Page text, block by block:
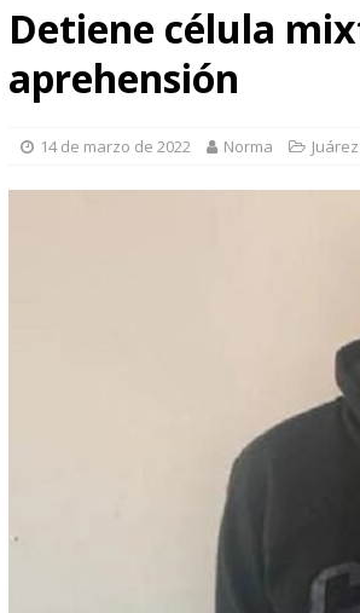
CHIHUAHUA
de León
evidencias clave en
Detiene célula
aprehensión
14 de marzo de 2022 Norma Juárez